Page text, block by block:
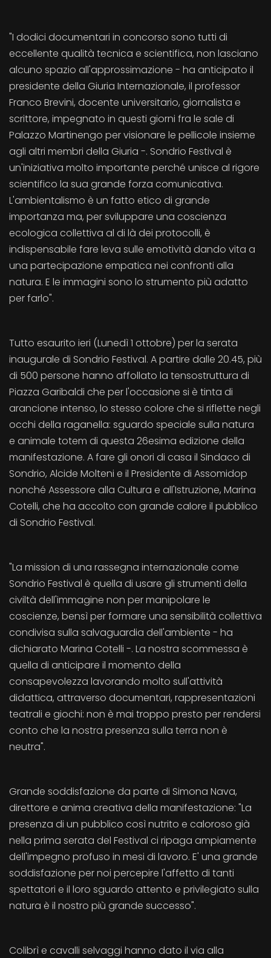
"I dodici documentari in concorso sono tutti di
eccellente qualità tecnica e scientifica, non lasciano
alcuno spazio all'approssimazione - ha anticipato il
presidente della Giuria Internazionale, il professor
Franco Brevini, docente universitario, giornalista e
scrittore, impegnato in questi giorni fra le sale di
Palazzo Martinengo per visionare le pellicole insieme
agli altri membri della Giuria -. Sondrio Festival è
un'iniziativa molto importante perché unisce al rigore
scientifico la sua grande forza comunicativa.
L'ambientalismo è un fatto etico di grande
importanza ma, per sviluppare una coscienza
ecologica collettiva al di là dei protocolli, è
indispensabile fare leva sulle emotività dando vita a
una partecipazione empatica nei confronti alla
natura. E le immagini sono lo strumento più adatto
per farlo".
Tutto esaurito ieri (Lunedì 1 ottobre) per la serata
inaugurale di Sondrio Festival. A partire dalle 20.45, più
di 500 persone hanno affollato la tensostruttura di
Piazza Garibaldi che per l'occasione si è tinta di
arancione intenso, lo stesso colore che si riflette negli
occhi della raganella: sguardo speciale sulla natura
e animale totem di questa 26esima edizione della
manifestazione. A fare gli onori di casa il Sindaco di
Sondrio, Alcide Molteni e il Presidente di Assomidop
nonché Assessore alla Cultura e all'Istruzione, Marina
Cotelli, che ha accolto con grande calore il pubblico
di Sondrio Festival.
"La mission di una rassegna internazionale come
Sondrio Festival è quella di usare gli strumenti della
civiltà dell'immagine non per manipolare le
coscienze, bensì per formare una sensibilità collettiva
condivisa sulla salvaguardia dell'ambiente - ha
dichiarato Marina Cotelli -. La nostra scommessa è
quella di anticipare il momento della
consapevolezza lavorando molto sull'attività
didattica, attraverso documentari, rappresentazioni
teatrali e giochi: non è mai troppo presto per rendersi
conto che la nostra presenza sulla terra non è
neutra".
Grande soddisfazione da parte di Simona Nava,
direttore e anima creativa della manifestazione: "La
presenza di un pubblico così nutrito e caloroso già
nella prima serata del Festival ci ripaga ampiamente
dell'impegno profuso in mesi di lavoro. E' una grande
soddisfazione per noi percepire l'affetto di tanti
spettatori e il loro sguardo attento e privilegiato sulla
natura è il nostro più grande successo".
Colibrì e cavalli selvaggi hanno dato il via alla